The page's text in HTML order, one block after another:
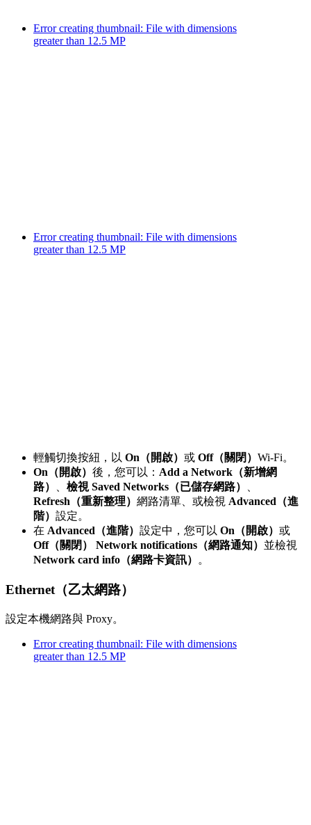
Error creating thumbnail: File with dimensions
greater than 12.5 MP
Error creating thumbnail: File with dimensions
greater than 12.5 MP
輕觸切換按紐，以 On（開啟） 或 Off（關閉） Wi-Fi。
On（開啟） 後，您可以： Add a Network（新增網
路）
檢視 Saved Networks（已儲存網路）
Refresh（重新整理） 網路清單、或檢視 Advanced（進
階） 設定。
在 Advanced（進階） 設定中，您可以 On（開啟） 或
Off（關閉）
Network notifications（網路通知） 並檢視
Network card info（網路卡資訊）
。
Ethernet（乙太網路）
設定本機網路與 Proxy。
Error creating thumbnail: File with dimensions
greater than 12.5 MP